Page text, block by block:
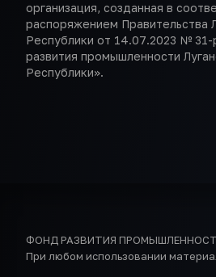
организация, созданная в
распоряжением Правительства
Республики от 14.07.2023 №
развития промышленности
Республики».
ФОНД РАЗВИТИЯ
При любом использовании